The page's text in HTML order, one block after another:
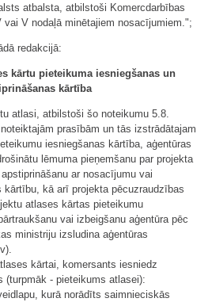
atbalsta, atbilstoši Komercdarbības
V nodaļā minētajiem nosacījumiem.";
redakcijā:
kārtu pieteikuma iesniegšanas un
kārtība
atlasi, atbilstoši šo noteikumu 5.8.
prasībām un tās izstrādātajam
iesniegšanas kārtība, aģentūras
lēmuma pieņemšanu par projekta
ar nosacījumu vai
kārtību, kā arī projekta pēcuzraudzības
atlases kārtas pieteikumu
vai izbeigšanu aģentūra pēc
ministriju izsludina aģentūras
kārtai, komersants iesniedz
(turpmāk - pieteikums atlasei):
kurā norādīts saimnieciskās